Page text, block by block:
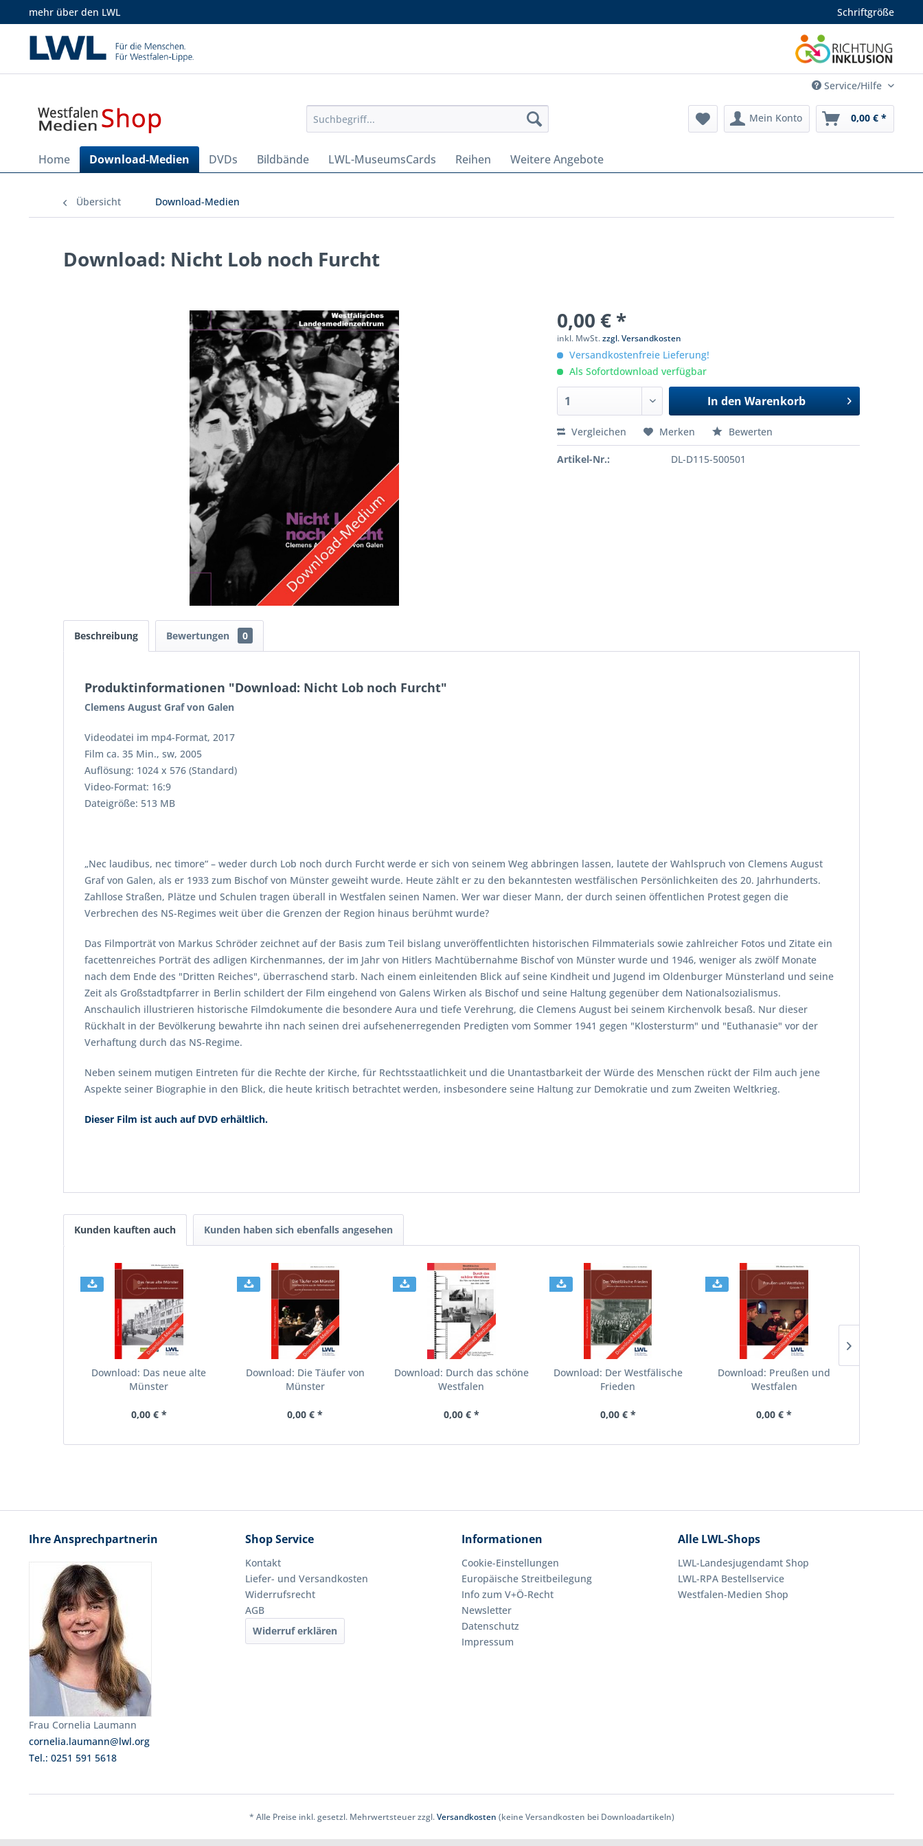
mehr über den LWL Schriftgröße
Service/Hilfe
Mein Konto 0,00 € *
Home Download-Medien DVDs Bildbände LWL-MuseumsCards Reihen Weitere Angebote
Übersicht Download-Medien
Download: Nicht Lob noch Furcht
0,00 € *
inkl. MwSt.zzgl. Versandkosten
Versandkostenfreie Lieferung!
Als Sofortdownload verfügbar
In den Warenkorb
Vergleichen Merken Bewerten
Artikel-Nr.: DL-D115-500501
Beschreibung Bewertungen 0
Produktinformationen "Download: Nicht Lob noch Furcht"
Clemens August Graf von Galen
Videodatei im mp4-Format, 2017
Film ca. 35 Min., sw, 2005
Auflösung: 1024 x 576 (Standard)
Video-Format: 16:9
Dateigröße: 513 MB
„Nec laudibus, nec timore“ – weder durch Lob noch durch Furcht werde er sich von seinem Weg abbringen lassen, lautete der Wahlspruch von Clemens August
Graf von Galen, als er 1933 zum Bischof von Münster geweiht wurde. Heute zählt er zu den bekanntesten westfälischen Persönlichkeiten des 20. Jahrhunderts.
Zahllose Straßen, Plätze und Schulen tragen überall in Westfalen seinen Namen. Wer war dieser Mann, der durch seinen öffentlichen Protest gegen die
Verbrechen des NS-Regimes weit über die Grenzen der Region hinaus berühmt wurde?
Das Filmporträt von Markus Schröder zeichnet auf der Basis zum Teil bislang unveröffentlichten historischen Filmmaterials sowie zahlreicher Fotos und Zitate ein
facettenreiches Porträt des adligen Kirchenmannes, der im Jahr von Hitlers Machtübernahme Bischof von Münster wurde und 1946, weniger als zwölf Monate
nach dem Ende des "Dritten Reiches", überraschend starb. Nach einem einleitenden Blick auf seine Kindheit und Jugend im Oldenburger Münsterland und seine
Zeit als Großstadtpfarrer in Berlin schildert der Film eingehend von Galens Wirken als Bischof und seine Haltung gegenüber dem Nationalsozialismus.
Anschaulich illustrieren historische Filmdokumente die besondere Aura und tiefe Verehrung, die Clemens August bei seinem Kirchenvolk besaß. Nur dieser
Rückhalt in der Bevölkerung bewahrte ihn nach seinen drei aufsehenerregenden Predigten vom Sommer 1941 gegen "Klostersturm" und "Euthanasie" vor der
Verhaftung durch das NS-Regime.
Neben seinem mutigen Eintreten für die Rechte der Kirche, für Rechtsstaatlichkeit und die Unantastbarkeit der Würde des Menschen rückt der Film auch jene
Aspekte seiner Biographie in den Blick, die heute kritisch betrachtet werden, insbesondere seine Haltung zur Demokratie und zum Zweiten Weltkrieg.
Dieser Film ist auch auf DVD erhältlich.
Kunden kauften auch Kunden haben sich ebenfalls angesehen
Download: Das neue alte
Münster
0,00 € *
Download: Die Täufer von
Münster
0,00 € *
Download: Durch das schöne
Westfalen
0,00 € *
Download: Der Westfälische
Frieden
0,00 € *
Download: Preußen und
Westfalen
0,00 € *
Ihre Ansprechpartnerin
Frau Cornelia Laumann
cornelia.laumann@lwl.org
Tel.: 0251 591 5618
Shop Service
Kontakt
Liefer- und Versandkosten
Widerrufsrecht
AGB
Widerruf erklären
Informationen
Cookie-Einstellungen
Europäische Streitbeilegung
Info zum V+Ö-Recht
Newsletter
Datenschutz
Impressum
Alle LWL-Shops
LWL-Landesjugendamt Shop
LWL-RPA Bestellservice
Westfalen-Medien Shop
* Alle Preise inkl. gesetzl. Mehrwertsteuer zzgl.Versandkosten (keine Versandkosten bei Downloadartikeln)